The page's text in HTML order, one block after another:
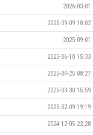
2026-03-01
2025-09-09 18:02
2025-09-01
2025-06-10 15:33
2025-04-25 08:27
2025-03-30 15:59
2025-02-09 19:19
2024-12-05 22:28